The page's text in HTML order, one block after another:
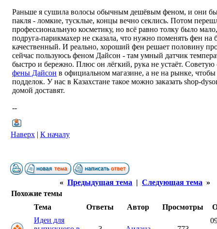
Раньше я сушила волосы обычным дешёвым феном, и они
пакля - ломкие, тусклые, концы вечно секлись. Потом
профессиональную косметику, но всё равно толку было
подруга-парикмахер не сказала, что нужно поменять фен на
качественный. И реально, хороший фен решает половину
сейчас пользуюсь феном Дайсон - там умный датчик
быстро и бережно. Плюс он лёгкий, рука не устаёт. Советую
фены Дайсон в официальном магазине, а не на рынке, чтобы
подделок. У нас в Казахстане такое можно заказать shop-
домой доставят.
--
Наверх | К началу
« Предыдущая тема | Следующая тема »
Похожие темы
Тема
Ответы Автор Просмотры
Идеи для